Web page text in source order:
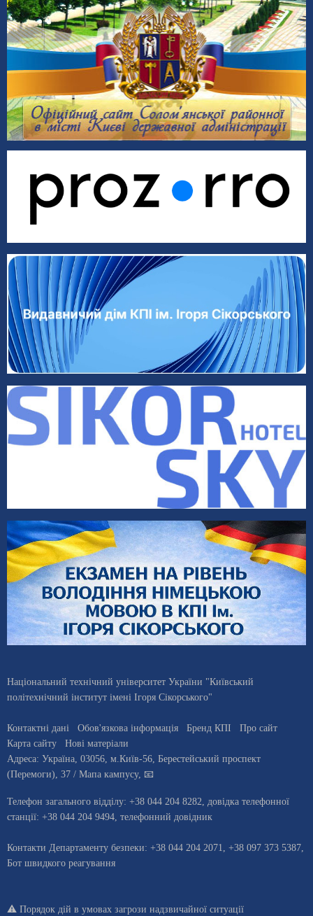
Національний технічний університет України "Київський
політехнічний інститут імені Ігоря Сікорського"
Контактні дані Обов'язкова інформація Бренд КПІ
Про сайт
Карта сайту
Нові матеріали
Адреса: Україна 03056 , м. Київ-56, Берестейський проспект
(Перемоги), 37 / Мапа кампусу, 📧
Телефон загального відділу: +38 044 204 8282 , довiдка телефонної
станцiї: +38 044 204 9494 телефонний довідник
Контакти Департаменту безпеки: +38 044 204 2071, +38 097 373 5387,
Бот швидкого реагування
⚠️ Порядок дій в умовах загрози надзвичайної ситуації